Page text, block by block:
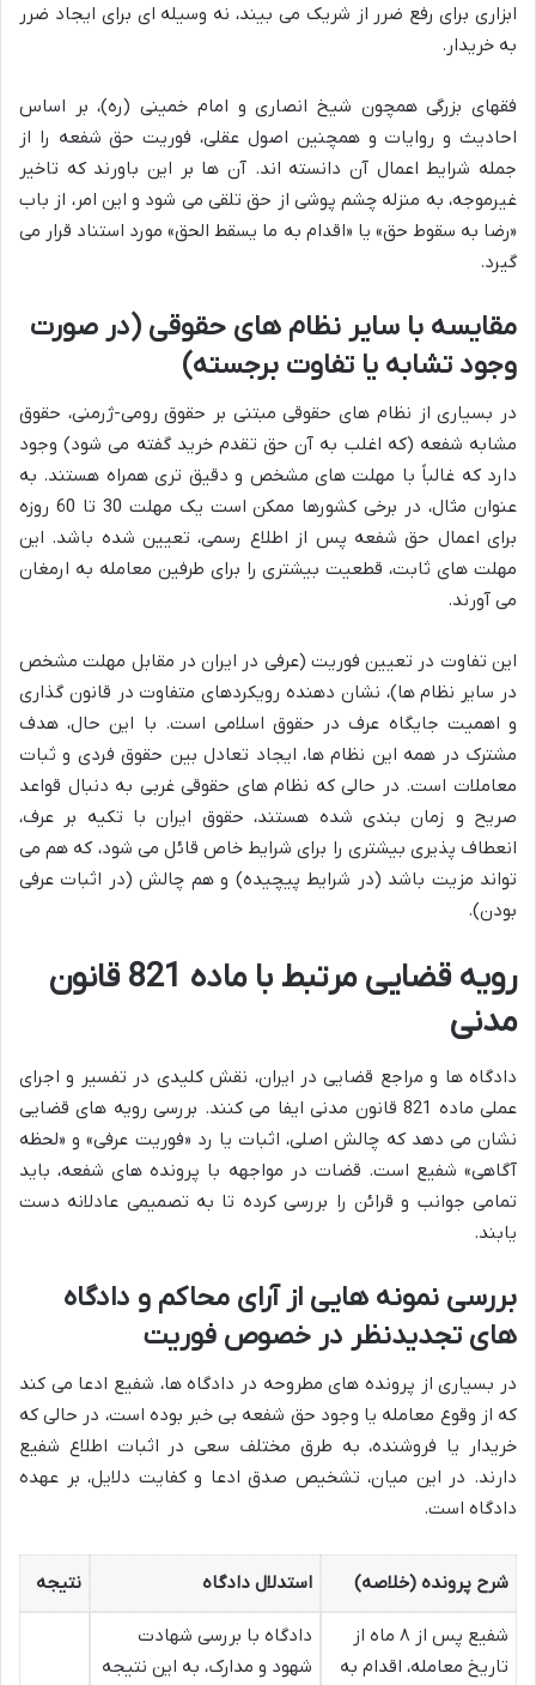
ابزاری برای رفع ضرر از شریک می بیند، نه وسیله ای برای ایجاد ضرر
به خریدار.
فقهای بزرگی همچون شیخ انصاری و امام خمینی (ره)، بر اساس
احادیث و روایات و همچنین اصول عقلی، فوریت حق شفعه را از
جمله شرایط اعمال آن دانسته اند. آن ها بر این باورند که تاخیر
غیرموجه، به منزله چشم پوشی از حق تلقی می شود و این امر، از باب
«رضا به سقوط حق» یا «اقدام به ما یسقط الحق» مورد استناد قرار می
گیرد.
مقایسه با سایر نظام های حقوقی (در صورت
وجود تشابه یا تفاوت برجسته)
در بسیاری از نظام های حقوقی مبتنی بر حقوق رومی-ژرمنی، حقوق
مشابه شفعه (که اغلب به آن حق تقدم خرید گفته می شود) وجود
دارد که غالباً با مهلت های مشخص و دقیق تری همراه هستند. به
عنوان مثال، در برخی کشورها ممکن است یک مهلت 30 تا 60 روزه
برای اعمال حق شفعه پس از اطلاع رسمی، تعیین شده باشد. این
مهلت های ثابت، قطعیت بیشتری را برای طرفین معامله به ارمغان
می آورند.
این تفاوت در تعیین فوریت (عرفی در ایران در مقابل مهلت مشخص
در سایر نظام ها)، نشان دهنده رویکردهای متفاوت در قانون گذاری
و اهمیت جایگاه عرف در حقوق اسلامی است. با این حال، هدف
مشترک در همه این نظام ها، ایجاد تعادل بین حقوق فردی و ثبات
معاملات است. در حالی که نظام های حقوقی غربی به دنبال قواعد
صریح و زمان بندی شده هستند، حقوق ایران با تکیه بر عرف،
انعطاف پذیری بیشتری را برای شرایط خاص قائل می شود، که هم می
تواند مزیت باشد (در شرایط پیچیده) و هم چالش (در اثبات عرفی
بودن).
رویه قضایی مرتبط با ماده 821 قانون
مدنی
دادگاه ها و مراجع قضایی در ایران، نقش کلیدی در تفسیر و اجرای
عملی ماده 821 قانون مدنی ایفا می کنند. بررسی رویه های قضایی
نشان می دهد که چالش اصلی، اثبات یا رد «فوریت عرفی» و «لحظه
آگاهی» شفیع است. قضات در مواجهه با پرونده های شفعه، باید
تمامی جوانب و قرائن را بررسی کرده تا به تصمیمی عادلانه دست
یابند.
بررسی نمونه هایی از آرای محاکم و دادگاه
های تجدیدنظر در خصوص فوریت
در بسیاری از پرونده های مطروحه در دادگاه ها، شفیع ادعا می کند
که از وقوع معامله یا وجود حق شفعه بی خبر بوده است، در حالی که
خریدار یا فروشنده، به طرق مختلف سعی در اثبات اطلاع شفیع
دارند. در این میان، تشخیص صدق ادعا و کفایت دلایل، بر عهده
دادگاه است.
شرح پرونده (خلاصه) استدلال دادگاه نتیجه
شفیع پس از ۸ ماه از
تاریخ معامله، اقدام به
دادگاه با بررسی شهادت
شهود و مدارک، به این نتیجه